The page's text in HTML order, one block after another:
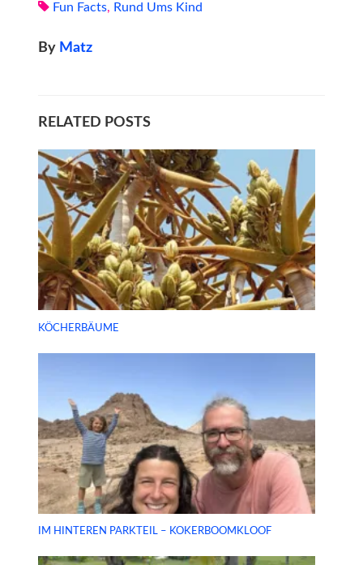
Fun Facts, Rund Ums Kind
By Matz
RELATED POSTS
KÖCHERBÄUME
IM HINTEREN PARKTEIL – KOKERBOOMKLOOF